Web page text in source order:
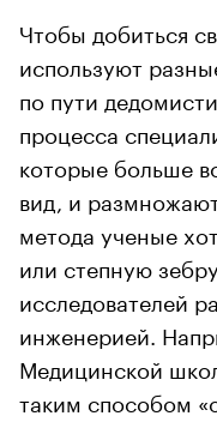
Чтобы добиться
используют
по пути
процесса
которые больше
вид, и
метода ученые
или степную
исследователей
инженерией.
Медицинской
таким способом